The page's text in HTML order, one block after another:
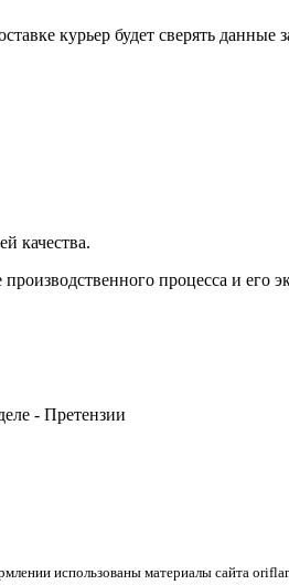
курьер будет сверять данные
качества.
процесса и его
- Претензии
использованы материалы сайта